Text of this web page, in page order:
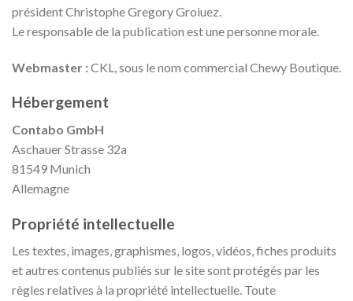
président Christophe Gregory Groiuez.
Le responsable de la publication est une personne morale.
Webmaster :CKL, sous le nom commercial Chewy Boutique.
Hébergement
Contabo GmbH
Aschauer Strasse 32a
81549 Munich
Allemagne
Propriété intellectuelle
Les textes, images, graphismes, logos, vidéos, fiches produits
et autres contenus publiés sur le site sont protégés par les
règles relatives à la propriété intellectuelle. Toute